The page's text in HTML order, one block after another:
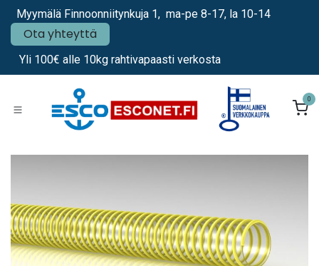
Siirry sisältöön
Myymälä Finnoonniitynkuja 1, ma-pe 8-17, la 10-14
Ota yhteyttä
Yli 100€ alle 10kg rahtivapaasti verkosta
0